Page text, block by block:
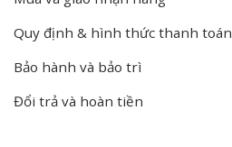
Quy định & hình thức thanh toán
Bảo hành và bảo trì
Đổi trả và hoàn tiền